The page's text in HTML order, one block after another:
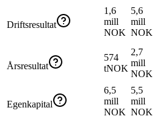
Driftsresultat
1,6
mill
NOK
5,6
mill
NOK
Årsresultat
574
tNOK
2,7
mill
NOK
Egenkapital
6,5
mill
NOK
5,5
mill
NOK